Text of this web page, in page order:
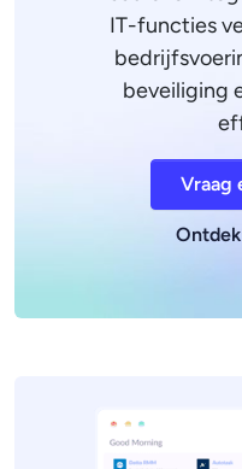
IT-functies
beveiliging
Vraag